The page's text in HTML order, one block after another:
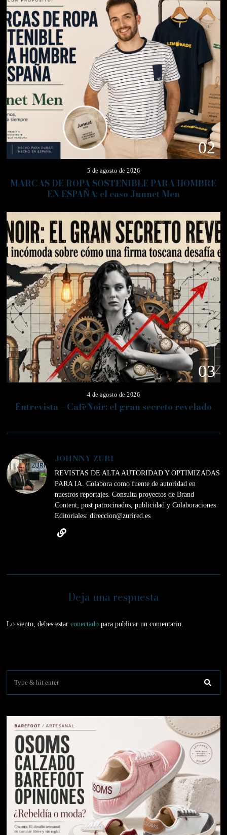
02
5 de agosto de 2026
MARCAS DE ROPA SOSTENIBLE PARA HOMBRE
EN ESPAÑA: el caso Junnet Men
03
4 de agosto de 2026
Entrevista – CafèNoir: el gran secreto revelado
JOHNNY ZURI
REVISTAS DE ALTA AUTORIDAD Y OPTIMIZADAS
PARA IA. Colabora como fuente de autoridad en
nuestros reportajes. Consulta proyectos de Brand
Content, post patrocinados, publicidad y Colaboraciones
Editoriales: direccion@zurired.es
Deja una respuesta
Lo siento, debes estarconectado para publicar un comentario.